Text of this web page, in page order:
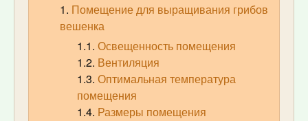
Помещение для выращивания грибов
вешенка
Освещенность помещения
Вентиляция
Оптимальная температура
помещения
Размеры помещения